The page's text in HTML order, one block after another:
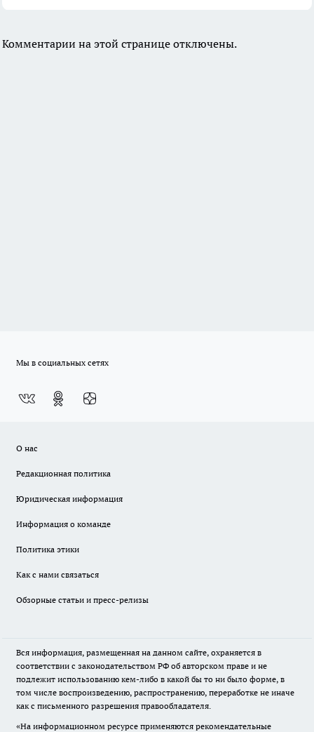
Комментарии на этой странице отключены.
Мы в социальных сетях
О нас
Редакционная политика
Юридическая информация
Информация о команде
Политика этики
Как с нами связаться
Обзорные статьи и пресс-релизы
Вся информация, размещенная на данном сайте, охраняется в
соответствии с законодательством РФ об авторском праве и не
подлежит использованию кем-либо в какой бы то ни было форме, в
том числе воспроизведению, распространению, переработке не иначе
как с письменного разрешения правообладателя.
«На информационном ресурсе применяются рекомендательные